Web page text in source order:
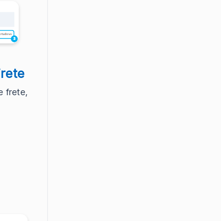
frete,